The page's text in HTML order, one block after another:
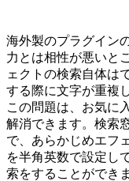
海外製のプラグイン
力とは相性が悪いと
ェクトの検索自体は
する際に文字が重複
この問題は、お気に
解消できます。検索
で、あらかじめエフ
を半角英数で設定し
索をすることができ